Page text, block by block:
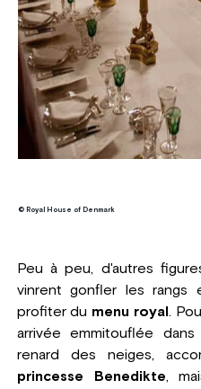
© Royal House of Denmark
Peu à peu, d'autres
vinrent gonfler les rangs
profiter du menu royal .
arrivée emmitouflée
renard des neiges,
princesse Benedikte,